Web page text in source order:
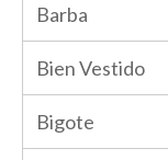
Barba
Bien Vestido
Bigote